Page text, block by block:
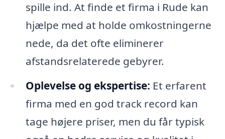
spille ind. At finde et firma i Rude kan
hjælpe med at holde omkostningerne
nede, da det ofte eliminerer
afstandsrelaterede gebyrer.
Oplevelse og ekspertise: Et erfarent
firma med en god track record kan
tage højere priser, men du får typisk